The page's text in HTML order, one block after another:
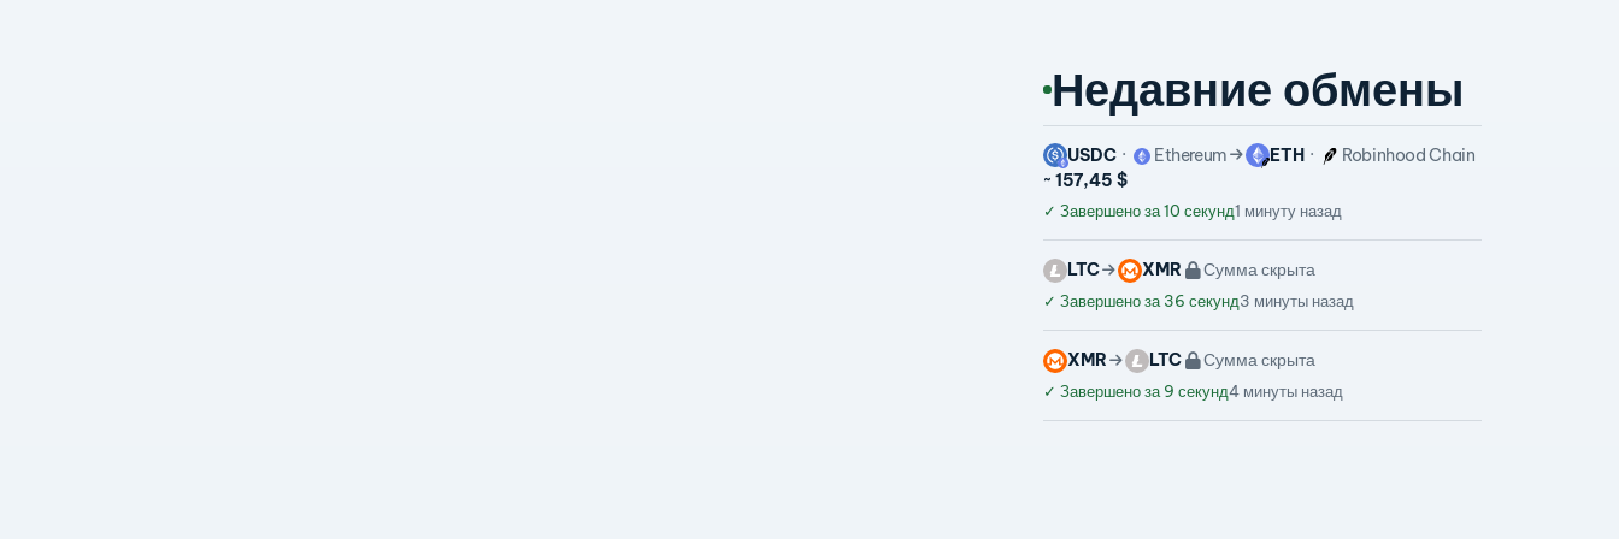
Недавние обмены
USDC Ethereum ETH
Robinhood Chain
~ 157,45 $
✓ Завершено за 10 секунд1 минуту назад
LTC XMR Сумма скрыта
✓ Завершено за 36 секунд3 минуты назад
XMR LTC Сумма скрыта
✓ Завершено за 9 секунд4 минуты назад